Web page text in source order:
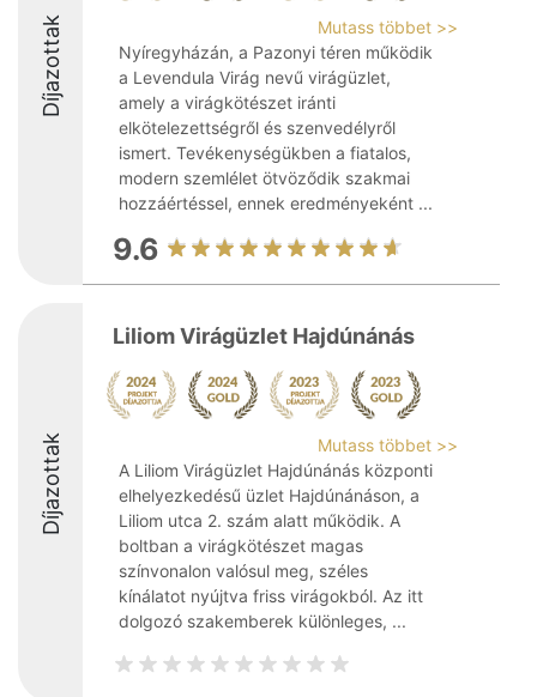
Díjazottak
Mutass többet >>
Nyíregyházán, a Pazonyi téren működik
a Levendula Virág nevű virágüzlet,
amely a virágkötészet iránti
elkötelezettségről és szenvedélyről
ismert. Tevékenységükben a fiatalos,
modern szemlélet ötvöződik szakmai
hozzáértéssel, ennek eredményeként ...
9.6
Díjazottak
Liliom Virágüzlet Hajdúnánás
Mutass többet >>
A Liliom Virágüzlet Hajdúnánás központi
elhelyezkedésű üzlet Hajdúnánáson, a
Liliom utca 2. szám alatt működik. A
boltban a virágkötészet magas
színvonalon valósul meg, széles
kínálatot nyújtva friss virágokból. Az itt
dolgozó szakemberek különleges, ...